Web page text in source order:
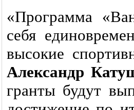
«Программа
себя
высокие
Александр
гранты будут